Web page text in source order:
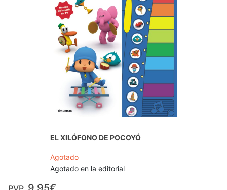
EL XILÓFONO DE POCOYÓ
Agotado
Agotado en la editorial